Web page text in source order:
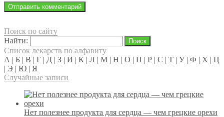
Поиск по сайту
Найти:
Список лекарств по алфавиту
А | Б | В | Г | Д | З | И | К | Л | М | Н | О | П | Р | С | Т | У| Ф | Х | Ц
| Э | Ю | Я
Случайные записи
Нет полезнее продукта для сердца — чем грецкие орехи